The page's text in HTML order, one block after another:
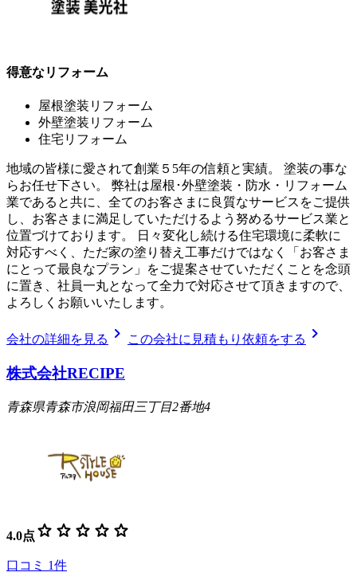
得意なリフォーム
屋根塗装リフォーム
外壁塗装リフォーム
住宅リフォーム
地域の皆様に愛されて創業５5年の信頼と実績。 塗装の事な
らお任せ下さい。 弊社は屋根･外壁塗装・防水・リフォーム
業であると共に、全てのお客さまに良質なサービスをご提供
し、お客さまに満足していただけるよう努めるサービス業と
位置づけております。 日々変化し続ける住宅環境に柔軟に
対応すべく、ただ家の塗り替え工事だけではなく「お客さま
にとって最良なプラン」をご提案させていただくことを念頭
に置き、社員一丸となって全力で対応させて頂きますので、
よろしくお願いいたします。
会社の詳細を見る chevron_right この会社に見積もり依頼をする chevron_right
株式会社RECIPE
青森県青森市浪岡福田三丁目2番地4
4.0点 star star star star star
口コミ 1件